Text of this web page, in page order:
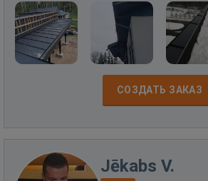
СОЗДАТЬ ЗАКАЗ
Jēkabs V.